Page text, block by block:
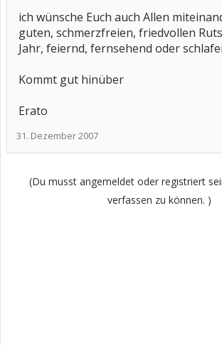
ich wünsche Euch auch Allen
guten, schmerzfreien, friedvollen
Jahr, feiernd, fernsehend oder
Kommt gut hinüber
Erato
31. Dezember 2007
(Du musst angemeldet oder registriert
verfassen zu können. )